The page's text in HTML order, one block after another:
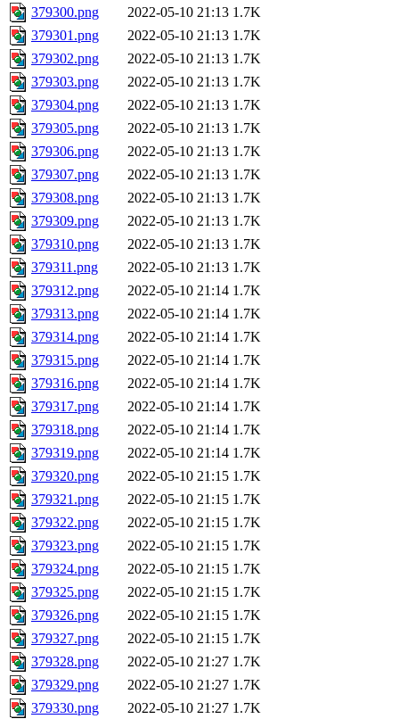
379300.png
2022-05-10 21:13 1.7K
379301.png
2022-05-10 21:13 1.7K
379302.png
2022-05-10 21:13 1.7K
379303.png
2022-05-10 21:13 1.7K
379304.png
2022-05-10 21:13 1.7K
379305.png
2022-05-10 21:13 1.7K
379306.png
2022-05-10 21:13 1.7K
379307.png
2022-05-10 21:13 1.7K
379308.png
2022-05-10 21:13 1.7K
379309.png
2022-05-10 21:13 1.7K
379310.png
2022-05-10 21:13 1.7K
379311.png
2022-05-10 21:13 1.7K
379312.png
2022-05-10 21:14 1.7K
379313.png
2022-05-10 21:14 1.7K
379314.png
2022-05-10 21:14 1.7K
379315.png
2022-05-10 21:14 1.7K
379316.png
2022-05-10 21:14 1.7K
379317.png
2022-05-10 21:14 1.7K
379318.png
2022-05-10 21:14 1.7K
379319.png
2022-05-10 21:14 1.7K
379320.png
2022-05-10 21:15 1.7K
379321.png
2022-05-10 21:15 1.7K
379322.png
2022-05-10 21:15 1.7K
379323.png
2022-05-10 21:15 1.7K
379324.png
2022-05-10 21:15 1.7K
379325.png
2022-05-10 21:15 1.7K
379326.png
2022-05-10 21:15 1.7K
379327.png
2022-05-10 21:15 1.7K
379328.png
2022-05-10 21:27 1.7K
379329.png
2022-05-10 21:27 1.7K
379330.png
2022-05-10 21:27 1.7K